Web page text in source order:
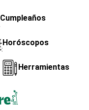
Cumpleaños
Horóscopos
Herramientas